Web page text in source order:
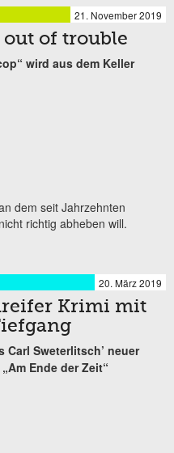
21. November 2019
out of trouble
wird aus dem Keller
dem seit Jahrzehnten
richtig abheben will.
20. März 2019
Krimi mit
Carl Sweterlitsch’ neuer
Ende der Zeit“